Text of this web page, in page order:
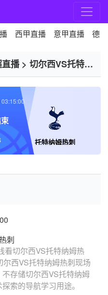
西甲直播 意甲直播 德
播> 切尔西VS托特纳
托特纳姆热刺
刺
看切尔西VS托特纳姆热
西VS托特纳姆热刺现场
存储切尔西VS托特纳姆
索的导航学习用途。